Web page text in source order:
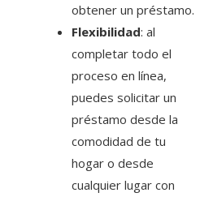
obtener un préstamo.
Flexibilidad: al
completar todo el
proceso en línea,
puedes solicitar un
préstamo desde la
comodidad de tu
hogar o desde
cualquier lugar con